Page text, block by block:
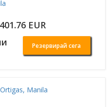
EUR
Резервирай сега
Manila